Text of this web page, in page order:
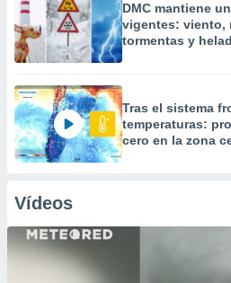
DMC mantiene
vigentes: viento,
tormentas y
Tras el sistema
temperaturas:
cero en la zona
Vídeos